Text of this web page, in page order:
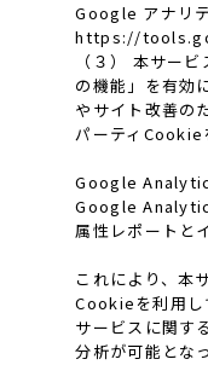
Google アナリ
https://
（３） 本サー
の機能」を有効
やサイト改善の
パーティCookie
Google
Google
属性レポートと
これにより、
Cookieを利用し
サービスに関す
分析が可能とな